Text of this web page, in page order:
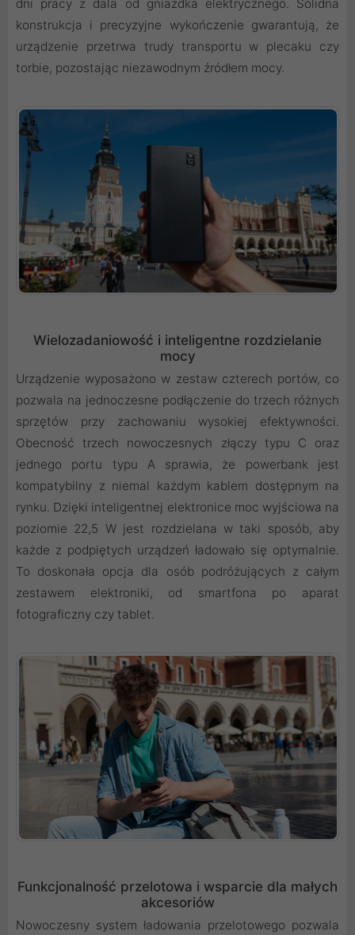
dni pracy z dala od gniazdka elektrycznego. Solidna
konstrukcja i precyzyjne wykończenie gwarantują, że
urządzenie przetrwa trudy transportu w plecaku czy
torbie, pozostając niezawodnym źródłem mocy.
Wielozadaniowość i inteligentne rozdzielanie
mocy
Urządzenie wyposażono w zestaw czterech portów, co
pozwala na jednoczesne podłączenie do trzech różnych
sprzętów przy zachowaniu wysokiej efektywności.
Obecność trzech nowoczesnych złączy typu C oraz
jednego portu typu A sprawia, że powerbank jest
kompatybilny z niemal każdym kablem dostępnym na
rynku. Dzięki inteligentnej elektronice moc wyjściowa na
poziomie 22,5 W jest rozdzielana w taki sposób, aby
każde z podpiętych urządzeń ładowało się optymalnie.
To doskonała opcja dla osób podróżujących z całym
zestawem elektroniki, od smartfona po aparat
fotograficzny czy tablet.
Funkcjonalność przelotowa i wsparcie dla małych
akcesoriów
Nowoczesny system ładowania przelotowego pozwala